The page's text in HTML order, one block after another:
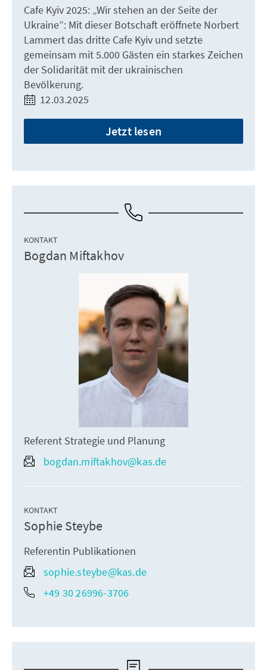
Cafe Kyiv 2025: „Wir stehen an der Seite der
Ukraine”: Mit dieser Botschaft eröffnete Norbert
Lammert das dritte Cafe Kyiv und setzte
gemeinsam mit 5.000 Gästen ein starkes Zeichen
der Solidarität mit der ukrainischen
Bevölkerung.
12.03.2025
Jetzt lesen
KONTAKT
Bogdan Miftakhov
Referent Strategie und Planung
bogdan.miftakhov@kas.de
KONTAKT
Sophie Steybe
Referentin Publikationen
sophie.steybe@kas.de
+49 30 26996-3706